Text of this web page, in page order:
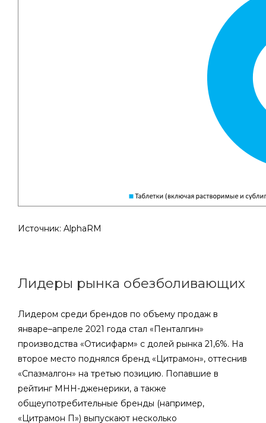
Источник: AlphaRM
Лидеры рынка обезболивающих
Лидером среди брендов по объему продаж в
январе–апреле 2021 года стал «Пенталгин»
производства «Отисифарм» с долей рынка 21,6%. На
второе место поднялся бренд «Цитрамон», оттеснив
«Спазмалгон» на третью позицию. Попавшие в
рейтинг МНН-дженерики, а также
общеупотребительные бренды (например,
«Цитрамон П») выпускают несколько